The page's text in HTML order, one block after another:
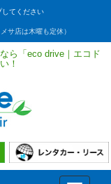
してください
サ店は木曜も定休）
ら「eco drive｜エコド
！